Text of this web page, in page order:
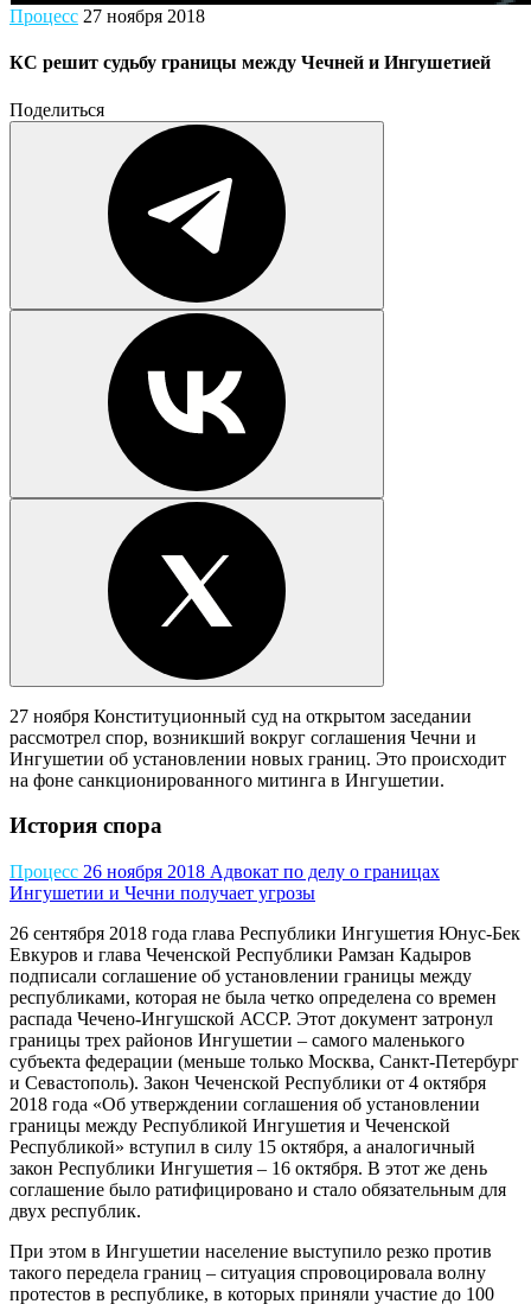
Процесс 27 ноября 2018
КС решит судьбу границы между Чечней и Ингушетией
Поделиться
27 ноября Конституционный суд на открытом заседании
рассмотрел спор, возникший вокруг соглашения Чечни и
Ингушетии об установлении новых границ. Это происходит
на фоне санкционированного митинга в Ингушетии.
История спора
Процесс 26 ноября 2018 Адвокат по делу о границах
Ингушетии и Чечни получает угрозы
26 сентября 2018 года глава Республики Ингушетия Юнус-Бек
Евкуров и глава Чеченской Республики Рамзан Кадыров
подписали соглашение об установлении границы между
республиками, которая не была четко определена со времен
распада Чечено-Ингушской АССР. Этот документ затронул
границы трех районов Ингушетии – самого маленького
субъекта федерации (меньше только Москва, Санкт-Петербург
и Севастополь). Закон Чеченской Республики от 4 октября
2018 года «Об утверждении соглашения об установлении
границы между Республикой Ингушетия и Чеченской
Республикой» вступил в силу 15 октября, а аналогичный
закон Республики Ингушетия ­– 16 октября. В этот же день
соглашение было ратифицировано и стало обязательным для
двух республик.
При этом в Ингушетии население выступило резко против
такого передела границ – ситуация спровоцировала волну
протестов в республике, в которых приняли участие до 100